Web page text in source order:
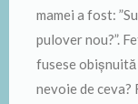
mamei a fost:
pulover nou?”.
fusese obișnuită
nevoie de